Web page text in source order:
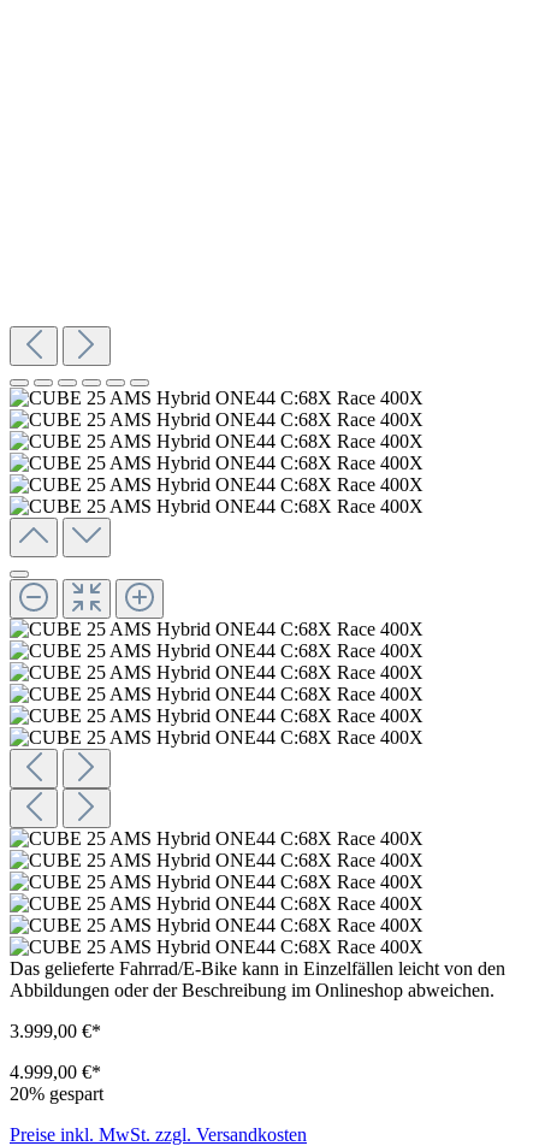
Das gelieferte Fahrrad/E-Bike kann in Einzelfällen leicht von den
Abbildungen oder der Beschreibung im Onlineshop abweichen.
3.999,00 €*
4.999,00 €*
20% gespart
Preise inkl. MwSt. zzgl. Versandkosten